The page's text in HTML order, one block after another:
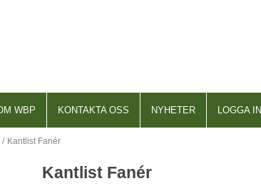
WBP KONTAKTA OSS NYHETER LOGGA IN
/ Kantlist Fanér
Kantlist Fanér